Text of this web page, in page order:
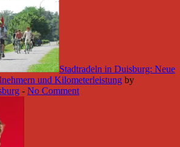
Stadtradeln in Duisburg: Neue
und Kilometerleistung by
- No Comment